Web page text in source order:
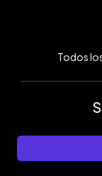
Todos